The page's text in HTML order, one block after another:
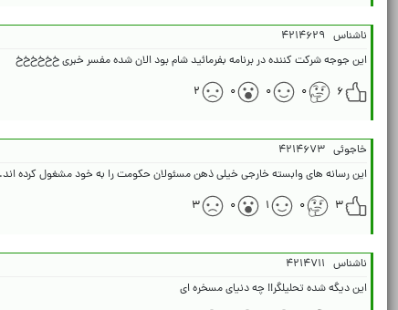
ناشناس ۴۲۱۴۶۲۹
این جوجه شرکت کننده در برنامه بفرمائید شام بود الان شده مفسر خبری خ‌خ‌خ‌خ‌خ‌خ
۶
۰ ۰ ۰ ۲
خاجوئی ۴۲۱۴۶۷۳
این رسانه های وابسته خارجی خیلی ذهن مسئولان حکومت را به خود مشغول کرده اند.
۳
۰ ۱ ۰ ۳
ناشناس ۴۲۱۴۷۱۱
این دیگه شده تحلیلگر!! چه دنیای مسخره ای